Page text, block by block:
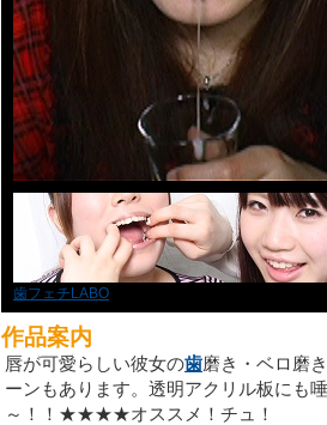
歯フェチLABO
作品案内
唇が可愛らしい彼女の歯磨き・ベロ磨
ーンもあります。透明アクリル板にも
～！！★★★★オススメ！チュ！